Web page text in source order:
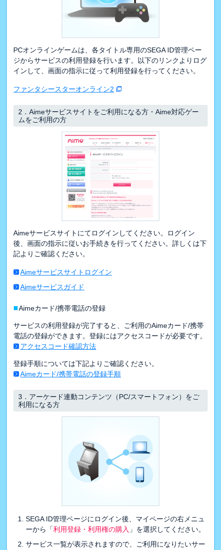
PCオンラインゲームは、各タイトル専用のSEGA ID管理ペー
ジからサービスの利用登録を行います。以下のリンクよりログ
インして、画面の指示に従って利用登録を行ってください。
ファンタシースターオンライン2
2．Aimeサービスサイトをご利用になる方・Aime対応ゲー
ムをご利用の方
Aimeサービスサイトにてログインしてください。ログイン
後、画面の指示に従いお手続きを行ってください。詳しくは下
記よりご確認ください。
Aimeサービスサイトログイン
Aimeサービスガイド
■Aimeカード/携帯電話の登録
サービスの利用登録が完了すると、ご利用のAimeカード/携帯
電話の登録ができます。登録にはアクセスコードが必要です。
アクセスコード確認方法
登録手順については下記よりご確認ください。
Aimeカード/携帯電話の登録手順
3． アーケード連動コンテンツ（PC/スマートフォン）をご
利用になる方
SEGA ID管理ページにログイン後、マイページの右メニュ
ーから「利用登録・利用権の購入 」を選択してください。
サービス一覧が表示されますので、ご利用になりたいサー